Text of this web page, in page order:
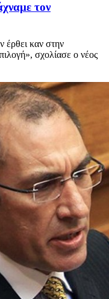
τον
έρθει καν στην
σχολίασε ο νέος